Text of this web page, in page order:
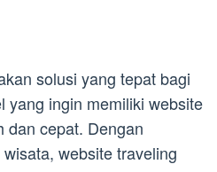
solusi yang tepat bagi
yang ingin memiliki website
dan cepat. Dengan
website traveling